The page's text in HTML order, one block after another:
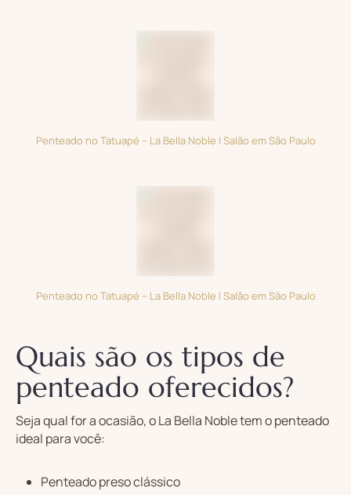
Penteado no Tatuapé – La Bella Noble | Salão em São Paulo
Penteado no Tatuapé – La Bella Noble | Salão em São Paulo
Quais são os tipos de
penteado oferecidos?
Seja qual for a ocasião, o La Bella Noble tem o penteado
ideal para você:
Penteado preso clássico